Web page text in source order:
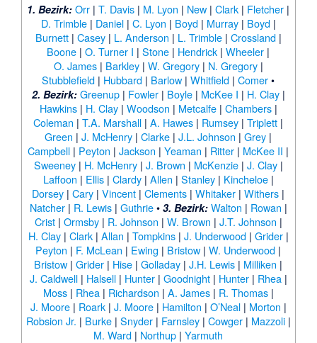
1. Bezirk: Orr |T. Davis | M. Lyon | New |Clark | Fletcher |
D. Trimble| Daniel| C. Lyon | Boyd| Murray| Boyd|
Burnett| Casey| L. Anderson | L. Trimble| Crossland|
Boone |O. Turner I |Stone | Hendrick |Wheeler |
O. James| Barkley| W. Gregory| N. Gregory|
Stubblefield | Hubbard | Barlow |Whitfield |Comer•
2. Bezirk: Greenup| Fowler| Boyle| McKee I | H. Clay|
Hawkins| H. Clay| Woodson | Metcalfe| Chambers|
Coleman |T.A. Marshall |A. Hawes | Rumsey |Triplett |
Green |J. McHenry |Clarke |J.L. Johnson |Grey |
Campbell | Peyton |Jackson |Yeaman | Ritter | McKee II |
Sweeney| H. McHenry| J. Brown | McKenzie| J. Clay|
Laffoon | Ellis| Clardy| Allen | Stanley| Kincheloe|
Dorsey |Cary |Vincent |Clements |Whitaker |Withers |
Natcher| R. Lewis| Guthrie• 3. Bezirk: Walton | Rowan |
Crist| Ormsby| R. Johnson | W. Brown | J.T. Johnson |
H. Clay| Clark| Allan | Tompkins| J. Underwood| Grider|
Peyton | F. McLean | Ewing | Bristow |W. Underwood |
Bristow |Grider | Hise |Golladay |J.H. Lewis | Milliken |
J. Caldwell| Halsell| Hunter| Goodnight| Hunter| Rhea|
Moss| Rhea| Richardson | A. James| R. Thomas|
J. Moore| Roark| J. Moore| Hamilton | O’Neal| Morton |
Robsion Jr. | Burke| Snyder| Farnsley| Cowger| Mazzoli|
M. Ward | Northup |Yarmuth